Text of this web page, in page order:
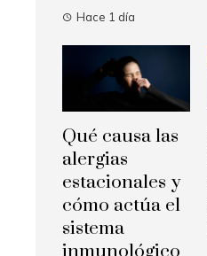
Hace 1 día
Qué causa las
alergias
estacionales y
cómo actúa el
sistema